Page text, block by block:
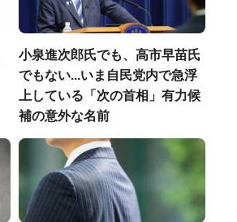
小泉進次郎氏でも、高市早苗氏
でもない...いま自民党内で急浮
上している「次の首相」有力候
補の意外な名前